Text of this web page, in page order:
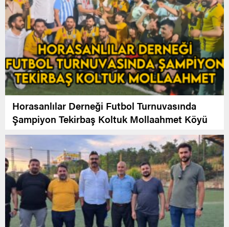
Horasanlılar Derneği Futbol Turnuvasında
Şampiyon Tekirbaş Koltuk Mollaahmet Köyü